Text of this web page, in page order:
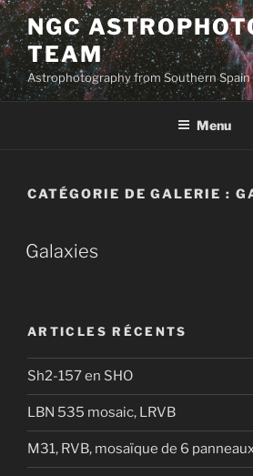
Aller
au
contenu
principal
NGC
TEAM
Astrophotography from Southern Spain
Menu
CATÉGORIE DE GALERIE :
Galaxies
ARTICLES RÉCENTS
Sh2-157 en SHO
LBN 535 mosaic, LRVB
M31, RVB, mosaïque de 6